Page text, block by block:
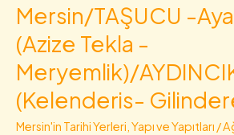
Mersin/TAŞUCU -
(Azize Tekla -
Meryemlik)/
(Kelenderis-
Mersin'in Tarihi Yerleri, Yapı ve Yapıtları /
Mersin/TAŞUCU
-
Aya
Tekla
(Azize
Tekla